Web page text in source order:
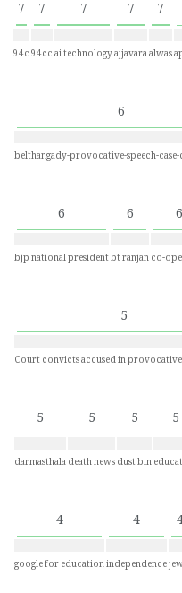
7
94c
7
94cc
7
ai technology
7
ajjavara
7
alwas
6
belthangady-provocative-speech-
6
bjp national president
6
bt ranjan
6
co-
5
Court convicts accused in provocative
5
darmasthala
5
death news
5
dust bin
5
4
google for education
4
independence